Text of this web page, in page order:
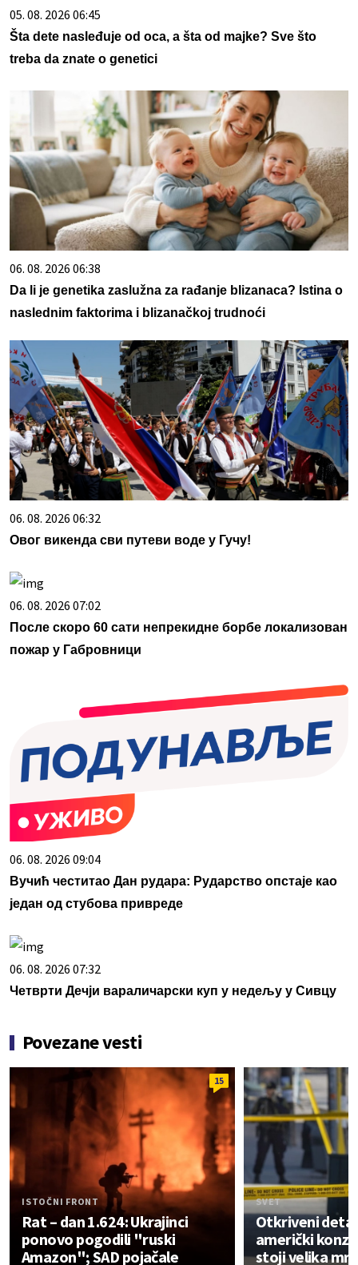
05. 08. 2026 06:45
Šta dete nasleđuje od oca, a šta od majke? Sve što
treba da znate o genetici
06. 08. 2026 06:38
Da li je genetika zaslužna za rađanje blizanaca? Istina o
naslednim faktorima i blizanačkoj trudnoći
06. 08. 2026 06:32
Овог викенда сви путеви воде у Гучу!
06. 08. 2026 07:02
После скоро 60 сати непрекидне борбе локализован
пожар у Габровници
06. 08. 2026 09:04
Вучић честитао Дан рудара: Рударство опстаје као
један од стубова привреде
06. 08. 2026 07:32
Четврти Дечји вараличарски куп у недељу у Сивцу
Povezane vesti
15
ISTOČNI FRONT
Rat – dan 1.624: Ukrajinci
ponovo pogodili "ruski
Amazon"; SAD pojačale
SVET
Otkriveni
američki
stoji velika